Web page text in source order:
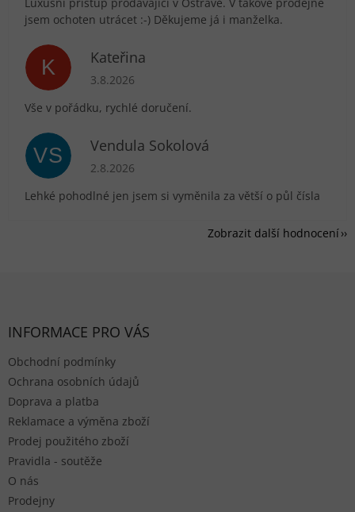
jsem ochoten utrácet :-) Děkujeme já i manželka.
K Kateřina
Hodnocení obchodu je 5 z 5 hvězdiček.
3.8.2026
Vše v pořádku, rychlé doručení.
VS Vendula Sokolová
Hodnocení obchodu je 5 z 5 hvězdiček.
2.8.2026
Lehké pohodlné jen jsem si vyměnila za větší o půl čísla
Zobrazit další hodnocení
INFORMACE PRO VÁS
Obchodní podmínky
Ochrana osobních údajů
Doprava a platba
Reklamace a výměna zboží
Prodej použitého zboží
Pravidla - soutěže
O nás
Prodejny